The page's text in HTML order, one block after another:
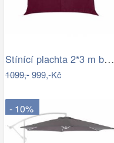
Stínící plachta 2*3 m bordó
1099,-999,-Kč
- 10%